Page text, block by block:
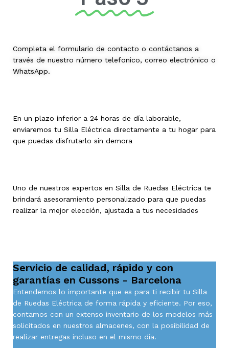
Completa el formulario de contacto o contáctanos a
través de nuestro número telefonico, correo electrónico o
WhatsApp.
En un plazo inferior a 24 horas de día laborable,
enviaremos tu Silla Eléctrica directamente a tu hogar para
que puedas disfrutarlo sin demora
Uno de nuestros expertos en Silla de Ruedas Eléctrica te
brindará asesoramiento personalizado para que puedas
realizar la mejor elección, ajustada a tus necesidades
Servicio de calidad, rápido y con
garantías en Cussons - Barcelona
Entendemos lo importante que es para ti recibir tu Silla
de Ruedas Eléctrica de forma rápida y eficiente. Por eso,
contamos con un extenso inventario de los modelos más
solicitados en nuestros almacenes, con la posibilidad de
realizar entregas incluso en el mismo día.